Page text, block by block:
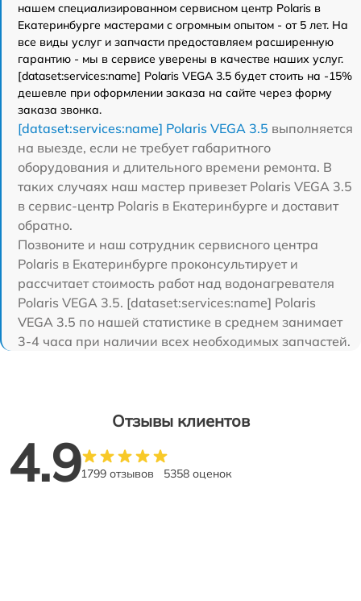
нашем специализированном сервисном центр Polaris в
Екатеринбурге мастерами с огромным опытом - от 5 лет. На
все виды услуг и запчасти предоставляем расширенную
гарантию - мы в сервисе уверены в качестве наших услуг.
[dataset:services:name] Polaris VEGA 3.5 будет стоить на -15%
дешевле при оформлении заказа на сайте через форму
заказа звонка.
[dataset:services:name] Polaris VEGA 3.5 выполняется
на выезде, если не требует габаритного
оборудования и длительного времени ремонта. В
таких случаях наш мастер привезет Polaris VEGA 3.5
в сервис-центр Polaris в Екатеринбурге и доставит
обратно.
Позвоните и наш сотрудник сервисного центра
Polaris в Екатеринбурге проконсультирует и
рассчитает стоимость работ над водонагревателя
Polaris VEGA 3.5. [dataset:services:name] Polaris
VEGA 3.5 по нашей статистике в среднем занимает
3-4 часа при наличии всех необходимых запчастей.
Отзывы клиентов
4.91799 отзывов 5358 оценок